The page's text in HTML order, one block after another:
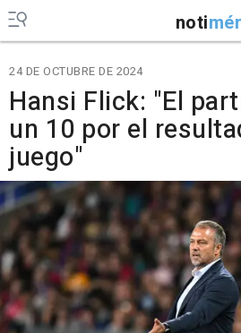
noti
24 DE OCTUBRE DE 2024
Hansi Flick: "El
un 10 por el
juego"